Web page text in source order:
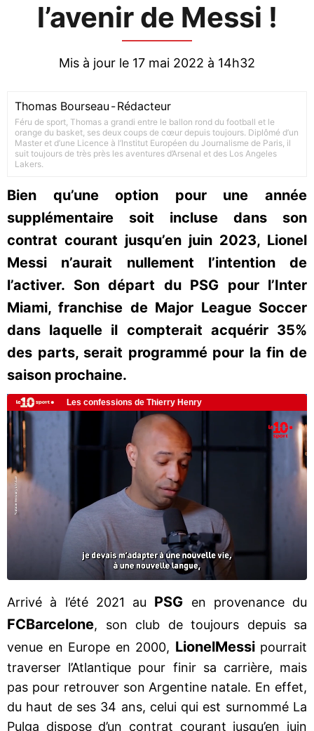
l’avenir de Messi !
Mis à jour le 17 mai 2022 à 14h32
Thomas Bourseau -Rédacteur
Féru de sport, Thomas a grandi entre le ballon rond du football et le
orange du basket, ses deux coups de cœur depuis toujours. Diplômé d’un
Master et d’une Licence à l’Institut Européen du Journalisme de Paris, il
suit toujours de très près les aventures d’Arsenal et des Los Angeles
Lakers.
Bien qu’une option pour une année
supplémentaire soit incluse dans son
contrat courant jusqu’en juin 2023, Lionel
Messi n’aurait nullement l’intention de
l’activer. Son départ du PSG pour l’Inter
Miami, franchise de Major League Soccer
dans laquelle il compterait acquérir 35%
des parts, serait programmé pour la fin de
saison prochaine.
Arrivé à l’été 2021 au PSG en provenance du
FCBarcelone, son club de toujours depuis sa
venue en Europe en 2000, LionelMessipourrait
traverser l’Atlantique pour finir sa carrière, mais
pas pour retrouver son Argentine natale. En effet,
du haut de ses 34 ans, celui qui est surnommé La
Pulga dispose d’un contrat courant jusqu’en juin